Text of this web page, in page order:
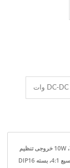
مبدل DC-DC، اندازه فوق‌العاده جمع و جور با کارایی بالا، 10W خروجی تنظیم
شده تک و دوگانه، ایزولاسیون 1.6KVdc، دامنه ورودی وسیع 4:1، بسته DIP16